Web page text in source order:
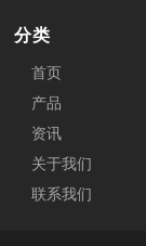
分类
首页
产品
资讯
关于我们
联系我们